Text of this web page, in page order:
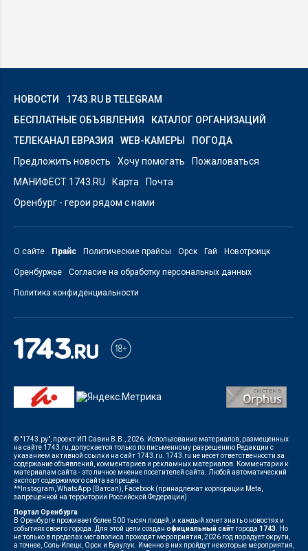
НОВОСТИ
1743.RU В TELEGRAM
БЕСПЛАТНЫЕ ОБЪЯВЛЕНИЯ
КАТАЛОГ ОРГАНИЗАЦИЙ
ТЕЛЕКАНАЛ ЕВРАЗИЯ
WEB-КАМЕРЫ
ПОГОДА
Предложить новость
Хочу помогать
Пожаловаться
МАНИФЕСТ 1743.RU
Карта
Почта
Оренбург - герои рядом с нами
О сайте Прайс Политические прайсы Орск Гай Новотроицк
Оренбуржье Согласие на обработку персональных данных
Политика конфиденциальности
© "1743.ру", проект ИП Савин В.В., 2026. Использование материалов, размещенных
на сайте 1743.ru, допускается только по письменному разрешению Редакции с
указанием активной ссылки на сайт 1743.ru. 1743.ru не несет ответственности за
содержание объявлений, комментариев и рекламных материалов. Комментарии к
материалам сайта - это личное мнение посетителей сайта. Любой автоматический
экспорт содержимого сайта запрещен.
**Instagram, WhatsApp (Ватсап), Facebook (принадлежат корпорации Meta,
запрещенной на территории Российской Федерации)
Портал Оренбурга
В Оренбурге проживает более 500 тысяч людей, и каждый хочет знать о новостях и
событиях своего города. Для этой цели создан официальный сайт города 1743 . Но
не только в пределах мегаполиса проходят мероприятия, 2026 год порадует округи,
а точнее, Соль-Илецк, Орск и Бузулук. Именно в них пройдут некоторые мероприятия,